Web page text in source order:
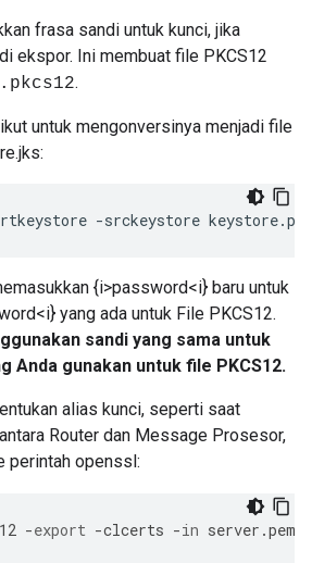
frasa sandi untuk kunci, jika
ekspor. Ini membuat file PKCS12
.
untuk mengonversinya menjadi file
-srckeystore keystore.
{i>password<i} baru untuk
yang ada untuk File PKCS12.
sandi yang sama untuk
Anda gunakan untuk file PKCS12.
alias kunci, seperti saat
Router dan Message Prosesor,
perintah openssl:
-export -clcerts -in server .pem